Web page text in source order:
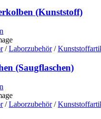
(Kunststoff)
/Laborzubehör/
(Saugflaschen)
/Laborzubehör/